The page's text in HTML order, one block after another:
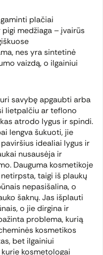
plačiai
medžiaga – įvairūs
nes yra sintetinė
vaizdą, o ilgainiui
savybę apgaubti arba
lietpalčiu ar teflono
atrodo lygus ir spindi.
lengva šukuoti, jie
idealiai lygus ir
nusausėja ir
Dauguma kosmetikoje
taigi iš plaukų
nepasišalina, o
šaknų. Jas išplauti
o jie dirgina ir
problema, kurią
kosmetikos
bet ilgainiui
kosmetologai